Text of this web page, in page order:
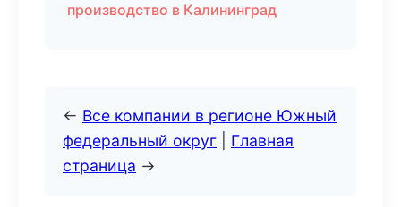
производство в Калининград
← Все компании в регионе Южный
федеральный округ
Главная
страница →